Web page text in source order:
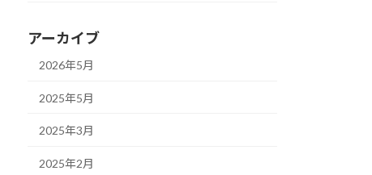
アーカイブ
2026年5月
2025年5月
2025年3月
2025年2月